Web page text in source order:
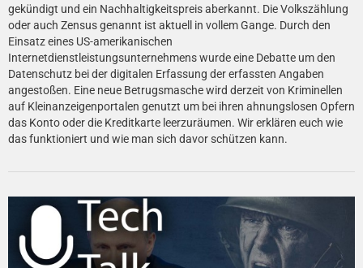
gekündigt und ein Nachhaltigkeitspreis aberkannt. Die Volkszählung
oder auch Zensus genannt ist aktuell in vollem Gange. Durch den
Einsatz eines US-amerikanischen
Internetdienstleistungsunternehmens wurde eine Debatte um den
Datenschutz bei der digitalen Erfassung der erfassten Angaben
angestoßen. Eine neue Betrugsmasche wird derzeit von Kriminellen
auf Kleinanzeigenportalen genutzt um bei ihren ahnungslosen Opfern
das Konto oder die Kreditkarte leerzuräumen. Wir erklären euch wie
das funktioniert und wie man sich davor schützen kann.